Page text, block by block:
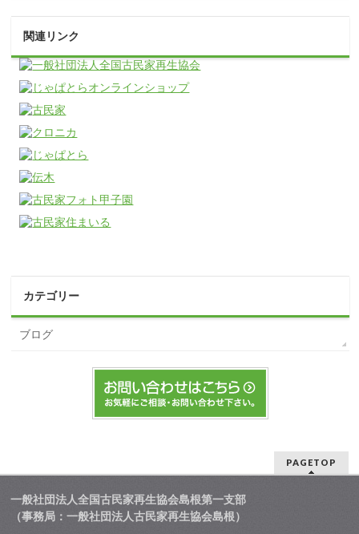
関連リンク
カテゴリー
ブログ
PAGETOP
一般社団法人全国古民家再生協会島根第一支部
（事務局：一般社団法人古民家再生協会島根）